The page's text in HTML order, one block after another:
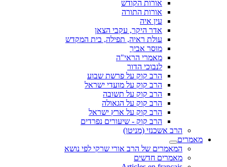
אורות הקודש
אורות התורה
עין איה
אדר היקר, עקבי הצאן
עולת ראיה, תפילה, בית המקדש
מוסר אביך
מאמרי הראי"ה
לנבוכי הדור
הרב קוק על פרשת שבוע
הרב קוק על מועדי ישראל
הרב קוק על תשובה
הרב קוק על הגאולה
הרב קוק על ארץ ישראל
הרב קוק - שיעורים נפרדים
הרב אשכנזי (מניטו)
מאמרים
המאמרים של הרב אורי שרקי לפי נושא
מאמרים חדשים